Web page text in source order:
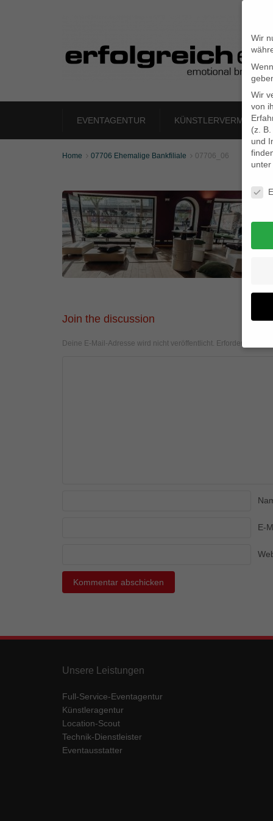
EVENTAGENTUR
Home  07706 Ehemalige Bankfiliale  07706_06
Join the discussion
Deine E-Mail-Adresse wird nicht veröffentlicht. Erforderliche
E-
Unsere Leistungen
Full-Service-Eventagentur
Künstleragentur
Location-Scout
Technik-Dienstleister
Eventausstatter
Wir
Wir
von
(z.
und
unter